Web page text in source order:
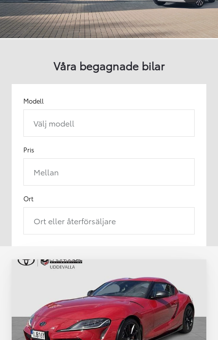
Våra begagnade bilar
Modell
Välj modell
Pris
Mellan
Ort
Ort eller återförsäljare